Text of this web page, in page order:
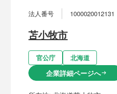
法人番号 1000020012131
苫小牧市
官公庁 北海道
企業詳細ページへarrow_right_alt